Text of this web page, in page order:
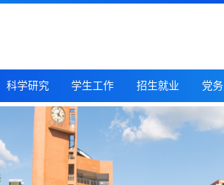
科学研究 学生工作 招生就业 党